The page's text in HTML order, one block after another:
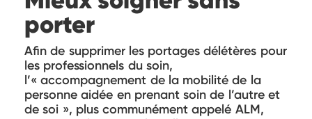
porter
Afin de supprimer les portages délétères pour
les professionnels du soin,
l’« accompagnement de la mobilité de la
personne aidée en prenant soin de l’autre et
de soi », plus communément appelé ALM,